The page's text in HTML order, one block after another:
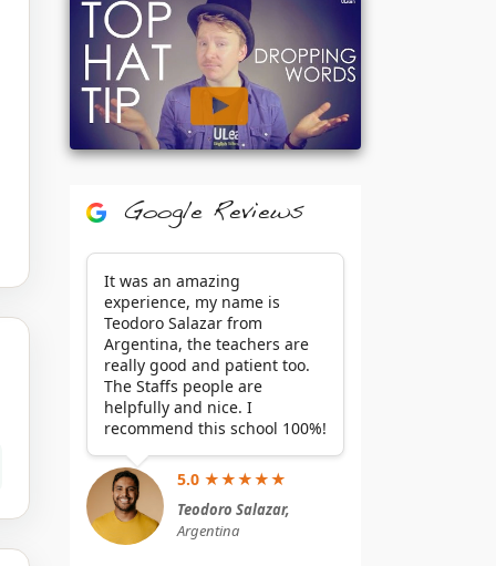
Google Reviews
It was an amazing
experience, my name is
Teodoro Salazar from
Argentina, the teachers are
really good and patient too.
The Staffs people are
helpfully and nice. I
recommend this school 100%!
5.0 ★★★★★
Teodoro Salazar,
Argentina